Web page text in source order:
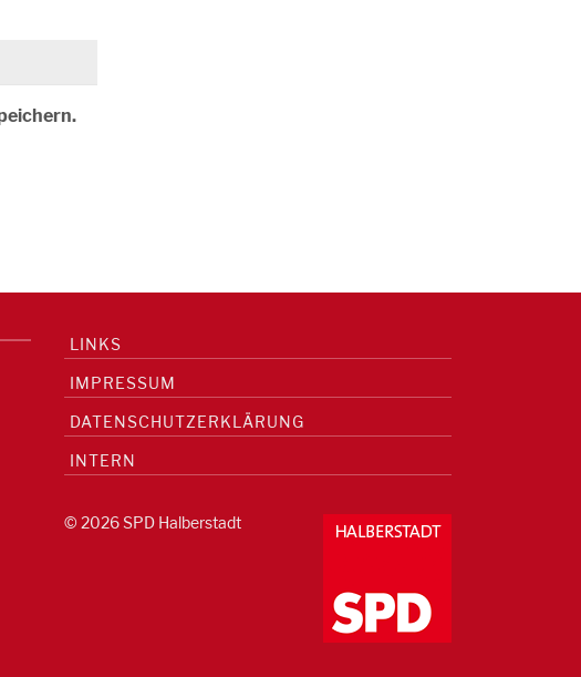
LINKS
IMPRESSUM
DATENSCHUTZERKLÄRUNG
INTERN
© 2026 SPD Halberstadt